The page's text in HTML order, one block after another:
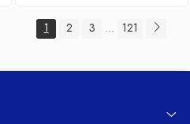
1 2 3 ... 121